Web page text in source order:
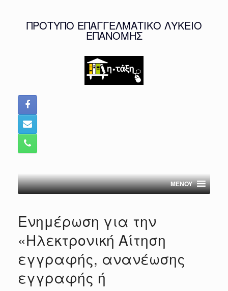
ΠΡΟΤΥΠΟ ΕΠΑΓΓΕΛΜΑΤΙΚΟ ΛΥΚΕΙΟ
ΕΠΑΝΟΜΗΣ
MENOY
Ενημέρωση για την
«Ηλεκτρονική Αίτηση
εγγραφής, ανανέωσης
εγγραφής ή